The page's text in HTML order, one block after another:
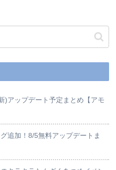
)アップデート予定まとめ【アモ
追加！8/5無料アップデートま